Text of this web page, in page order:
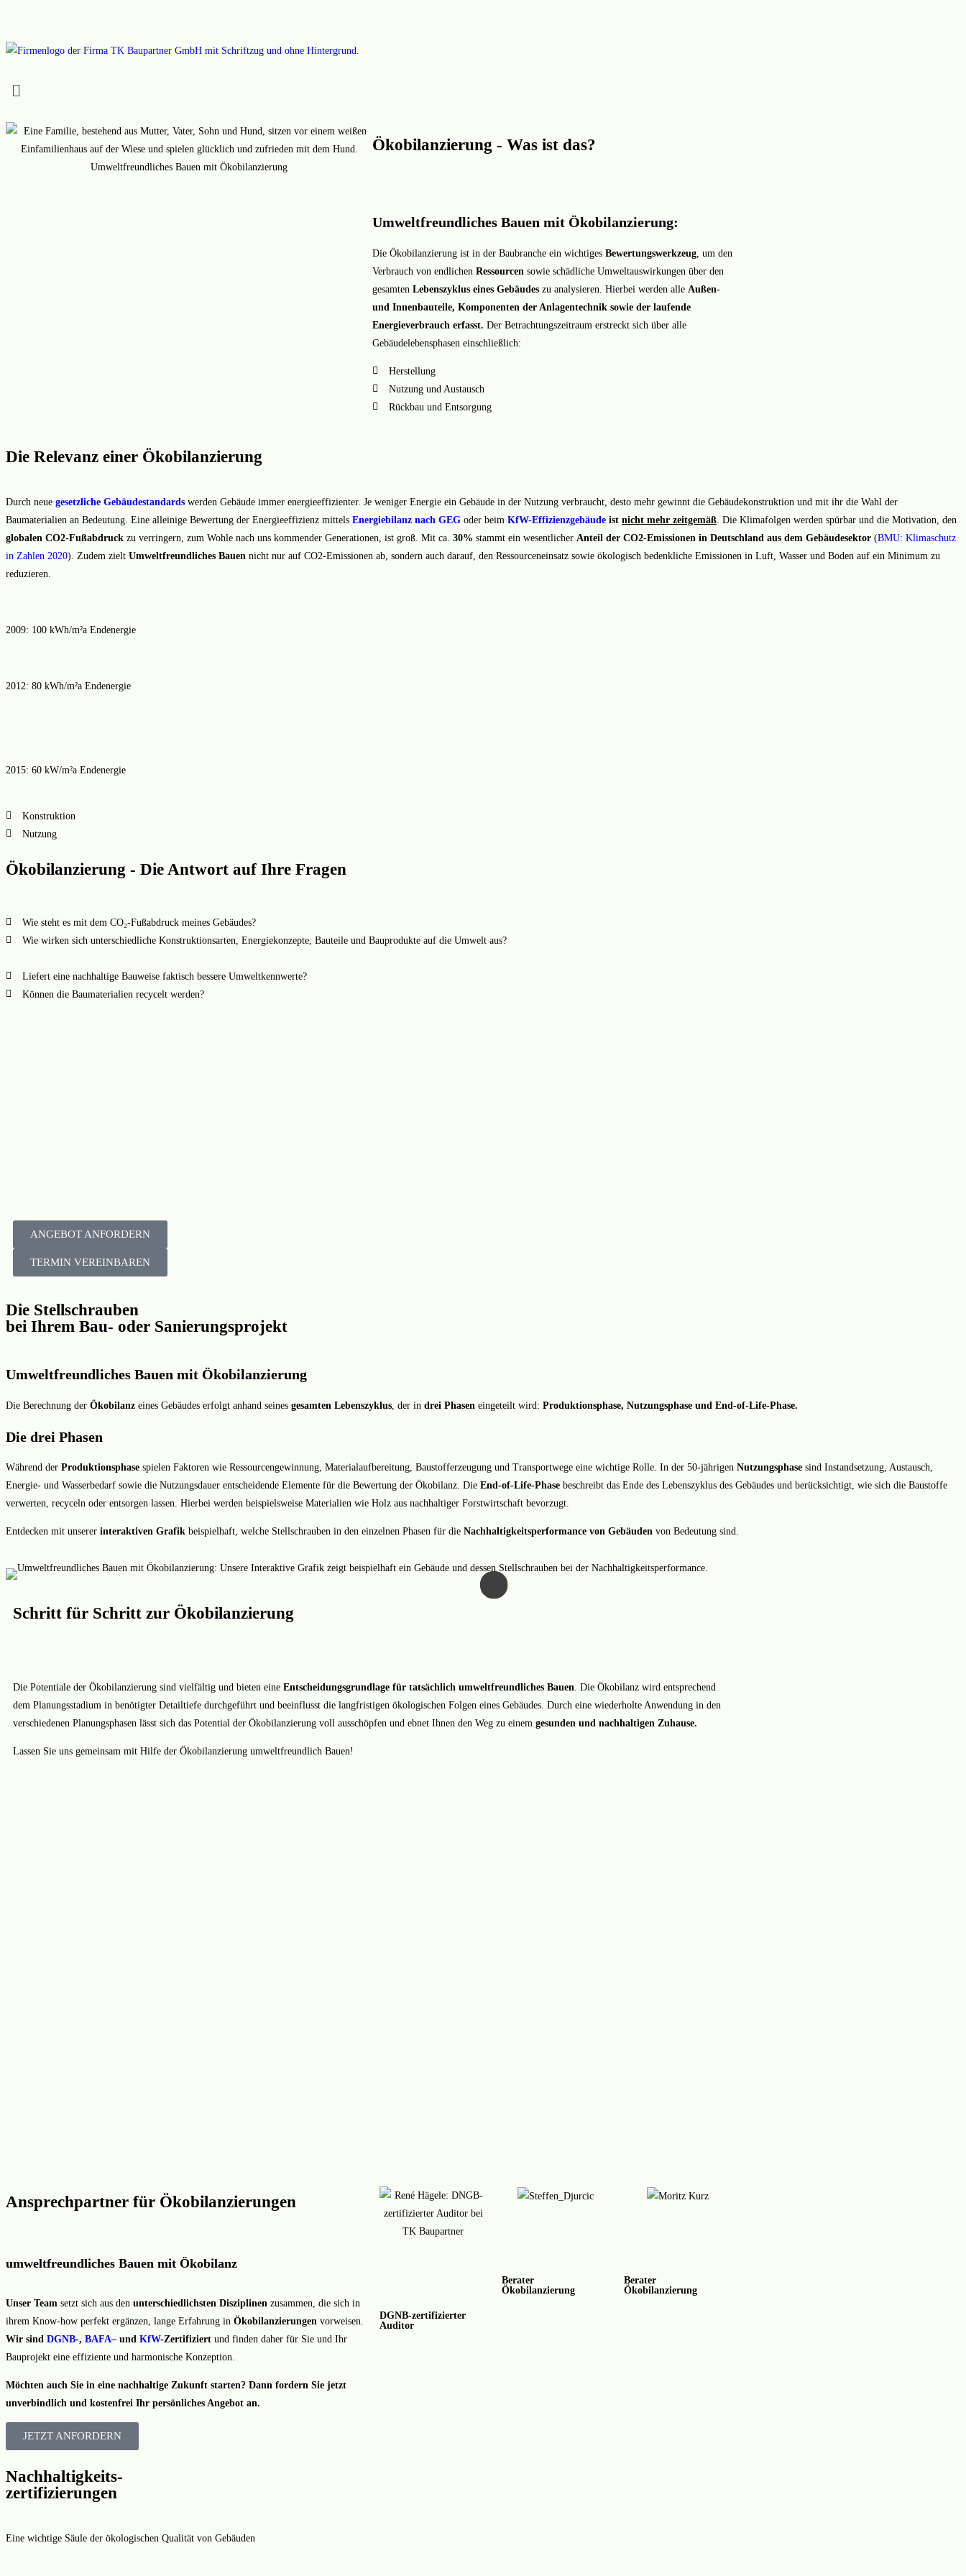
Ökobilanzierung - Was ist das?
Umweltfreundliches Bauen mit Ökobilanzierung:
Die Ökobilanzierung ist in der Baubranche ein wichtiges Bewertungswerkzeug , um den
Verbrauch von endlichen Ressourcen sowie schädliche Umweltauswirkungen über den
gesamten Lebenszyklus eines Gebäudes zu analysieren. Hierbei werden alle Außen-
und Innenbauteile, Komponenten der Anlagentechnik sowie der laufende
Energieverbrauch erfasst. Der Betrachtungszeitraum erstreckt sich über alle
Gebäudelebensphasen einschließlich:
Herstellung
Nutzung und Austausch
Rückbau und Entsorgung
Die Relevanz einer Ökobilanzierung
Durch neue gesetzliche Gebäudestandards werden Gebäude immer energieeffizienter. Je weniger Energie ein Gebäude in der Nutzung verbraucht, desto mehr gewinnt die Gebäudekonstruktion und mit ihr die Wahl der
Baumaterialien an Bedeutung. Eine alleinige Bewertung der Energieeffizienz mittels Energiebilanz nach GEG oder beim KfW-Effizienzgebäude ist nicht mehr zeitgemäß . Die Klimafolgen werden spürbar und die Motivation, den
globalen CO2-Fußabdruck zu verringern, zum Wohle nach uns kommender Generationen, ist groß. Mit ca. 30% stammt ein wesentlicher Anteil der CO2-Emissionen in Deutschland aus dem Gebäudesektor (BMU: Klimaschutz
in Zahlen 2020). Zudem zielt Umweltfreundliches Bauen nicht nur auf CO2-Emissionen ab, sondern auch darauf, den Ressourceneinsatz sowie ökologisch bedenkliche Emissionen in Luft, Wasser und Boden auf ein Minimum zu
reduzieren.
2009: 100 kWh/m²a Endenergie
2012: 80 kWh/m²a Endenergie
2015: 60 kW/m²a Endenergie
Konstruktion
Nutzung
Ökobilanzierung - Die Antwort auf Ihre Fragen
Wie steht es mit dem CO₂-Fußabdruck meines Gebäudes?
Wie wirken sich unterschiedliche Konstruktionsarten, Energiekonzepte, Bauteile und Bauprodukte auf die Umwelt aus?
Liefert eine nachhaltige Bauweise faktisch bessere Umweltkennwerte?
Können die Baumaterialien recycelt werden?
ANGEBOT ANFORDERN
TERMIN VEREINBAREN
Die Stellschrauben
bei Ihrem Bau- oder Sanierungsprojekt
Umweltfreundliches Bauen mit Ökobilanzierung
Die Berechnung der Ökobilanz eines Gebäudes erfolgt anhand seines gesamten Lebenszyklus , der in drei Phasen eingeteilt wird: Produktionsphase, Nutzungsphase und End-of-Life-Phase.
Die drei Phasen
Während der Produktionsphase spielen Faktoren wie Ressourcengewinnung, Materialaufbereitung, Baustofferzeugung und Transportwege eine wichtige Rolle. In der 50-jährigen Nutzungsphase sind Instandsetzung, Austausch,
Energie- und Wasserbedarf sowie die Nutzungsdauer entscheidende Elemente für die Bewertung der Ökobilanz. Die End-of-Life-Phase beschreibt das Ende des Lebenszyklus des Gebäudes und berücksichtigt, wie sich die Baustoffe
verwerten, recyceln oder entsorgen lassen. Hierbei werden beispielsweise Materialien wie Holz aus nachhaltiger Forstwirtschaft bevorzugt.
Entdecken mit unserer interaktiven Grafik beispielhaft, welche Stellschrauben in den einzelnen Phasen für die Nachhaltigkeitsperformance von Gebäuden von Bedeutung sind.
Schritt für Schritt zur Ökobilanzierung
Die Potentiale der Ökobilanzierung sind vielfältig und bieten eine Entscheidungsgrundlage für tatsächlich umweltfreundliches Bauen. Die Ökobilanz wird entsprechend
dem Planungsstadium in benötigter Detailtiefe durchgeführt und beeinflusst die langfristigen ökologischen Folgen eines Gebäudes. Durch eine wiederholte Anwendung in den
verschiedenen Planungsphasen lässt sich das Potential der Ökobilanzierung voll ausschöpfen und ebnet Ihnen den Weg zu einem gesunden und nachhaltigen Zuhause.
Lassen Sie uns gemeinsam mit Hilfe der Ökobilanzierung umweltfreundlich Bauen!
Ansprechpartner für Ökobilanzierungen
umweltfreundliches Bauen mit Ökobilanz
Unser Team setzt sich aus den unterschiedlichsten Disziplinen zusammen, die sich in
ihrem Know-how perfekt ergänzen, lange Erfahrung in Ökobilanzierungen vorweisen.
Wir sind DGNB-, BAFA– und KfW-Zertifiziert und finden daher für Sie und Ihr
Bauprojekt eine effiziente und harmonische Konzeption.
Möchten auch Sie in eine nachhaltige Zukunft starten? Dann fordern Sie jetzt
unverbindlich und kostenfrei Ihr persönliches Angebot an.
JETZT ANFORDERN
DGNB-zertifizierter
Auditor
Berater
Ökobilanzierung
Berater
Ökobilanzierung
Nachhaltigkeits-
zertifizierungen
Eine wichtige Säule der ökologischen Qualität von Gebäuden